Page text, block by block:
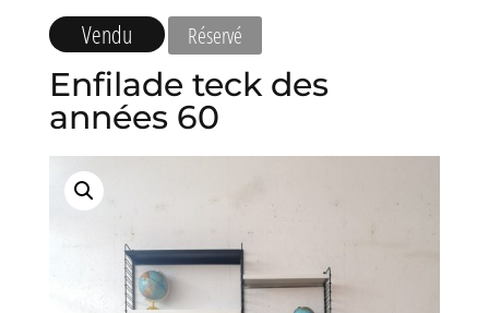
Vendu Réservé
Enfilade teck des
années 60